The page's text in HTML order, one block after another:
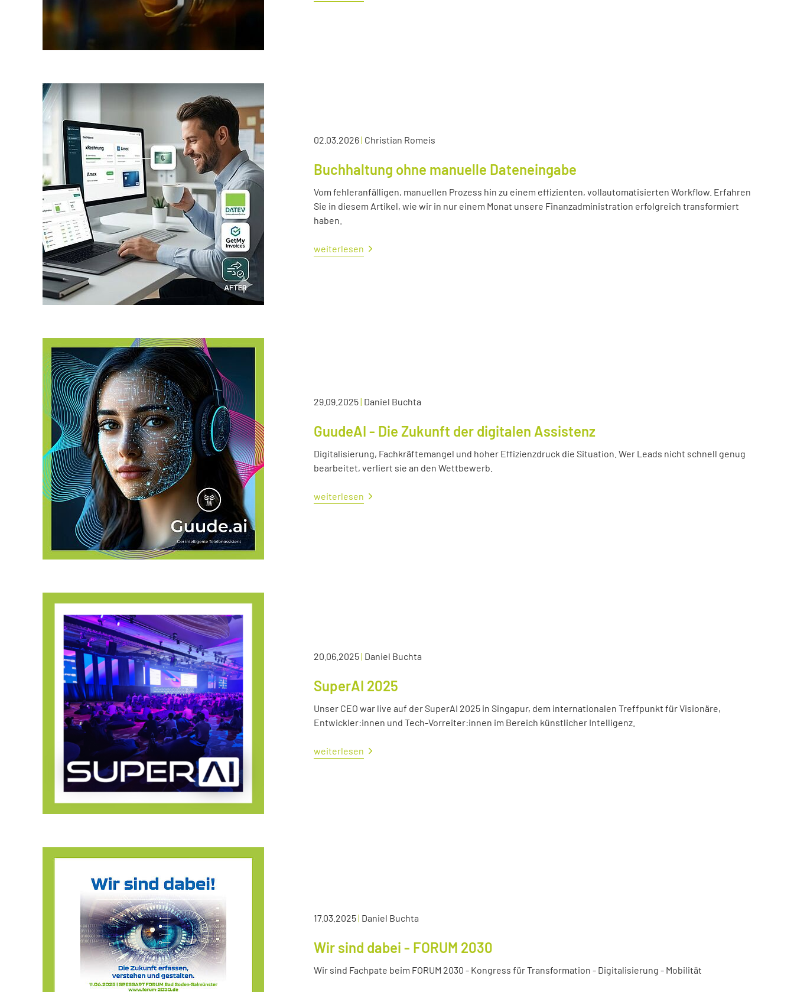
02.03.2026| Christian Romeis
Buchhaltung ohne manuelle Dateneingabe
Vom fehleranfälligen, manuellen Prozess hin zu einem effizienten, vollautomatisierten Workflow. Erfahren
Sie in diesem Artikel, wie wir in nur einem Monat unsere Finanzadministration erfolgreich transformiert
haben.
weiterlesen
29.09.2025| Daniel Buchta
GuudeAI - Die Zukunft der digitalen Assistenz
Digitalisierung, Fachkräftemangel und hoher Effizienzdruck die Situation. Wer Leads nicht schnell genug
bearbeitet, verliert sie an den Wettbewerb.
weiterlesen
20.06.2025| Daniel Buchta
SuperAI 2025
Unser CEO war live auf der SuperAI 2025 in Singapur, dem internationalen Treffpunkt für Visionäre,
Entwickler:innen und Tech-Vorreiter:innen im Bereich künstlicher Intelligenz.
weiterlesen
17.03.2025| Daniel Buchta
Wir sind dabei - FORUM 2030
Wir sind Fachpate beim FORUM 2030 - Kongress für Transformation - Digitalisierung - Mobilität